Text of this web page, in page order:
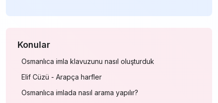
Konular
Osmanlıca imla klavuzunu nasıl oluşturduk
Elif Cüzü - Arapça harfler
Osmanlıca imlada nasıl arama yapılır?